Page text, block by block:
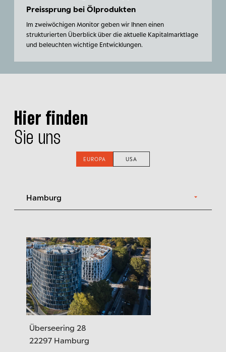
Preissprung bei Ölprodukten
Im zweiwöchigen Monitor geben wir Ihnen einen
strukturierten Überblick über die aktuelle Kapitalmarktlage
und beleuchten wichtige Entwicklungen.
Hier finden
Sie uns
EUROPA USA
Hamburg
Überseering 28
22297 Hamburg